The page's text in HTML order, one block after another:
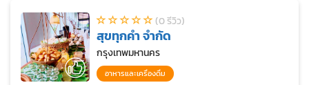
(0 รีวิว)
สุขทุกคำ จำกัด
กรุงเทพมหานคร
อาหารและเครื่องดื่ม